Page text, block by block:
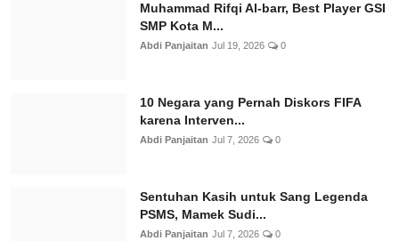
Muhammad Rifqi Al-barr, Best Player GSI
SMP Kota M...
Abdi Panjaitan Jul 19, 2026 0
10 Negara yang Pernah Diskors FIFA
karena Interven...
Abdi Panjaitan Jul 7, 2026 0
Sentuhan Kasih untuk Sang Legenda
PSMS, Mamek Sudi...
Abdi Panjaitan Jul 7, 2026 0